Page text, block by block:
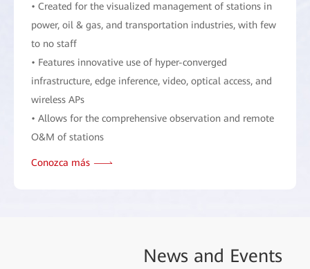
• Created for the visualized management of stations in
power, oil & gas, and transportation industries, with few
to no staff
• Features innovative use of hyper-converged
infrastructure, edge inference, video, optical access, and
wireless APs
• Allows for the comprehensive observation and remote
O&M of stations
Conozca más
News and Events